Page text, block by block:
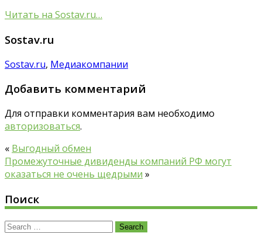
Читать на Sostav.ru…
Sostav.ru
Sostav.ru, Медиакомпании
Добавить комментарий
Для отправки комментария вам необходимо
авторизоваться.
« Выгодный обмен
Промежуточные дивиденды компаний РФ могут
оказаться не очень щедрыми »
Поиск
Search